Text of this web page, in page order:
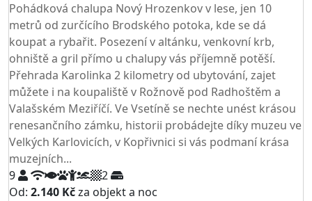
Pohádková chalupa Nový Hrozenkov v lese, jen 10
metrů od zurčícího Brodského potoka, kde se dá
koupat a rybařit. Posezení v altánku, venkovní krb,
ohniště a gril přímo u chalupy vás příjemně potěší.
Přehrada Karolinka 2 kilometry od ubytování, zajet
můžete i na koupaliště v Rožnově pod Radhoštěm a
Valašském Meziříčí. Ve Vsetíně se nechte unést krásou
renesančního zámku, historii probádejte díky muzeu ve
Velkých Karlovicích, v Kopřivnici si vás podmaní krása
muzejních...
9
2
Od: 2.140 Kčza objekt a noc